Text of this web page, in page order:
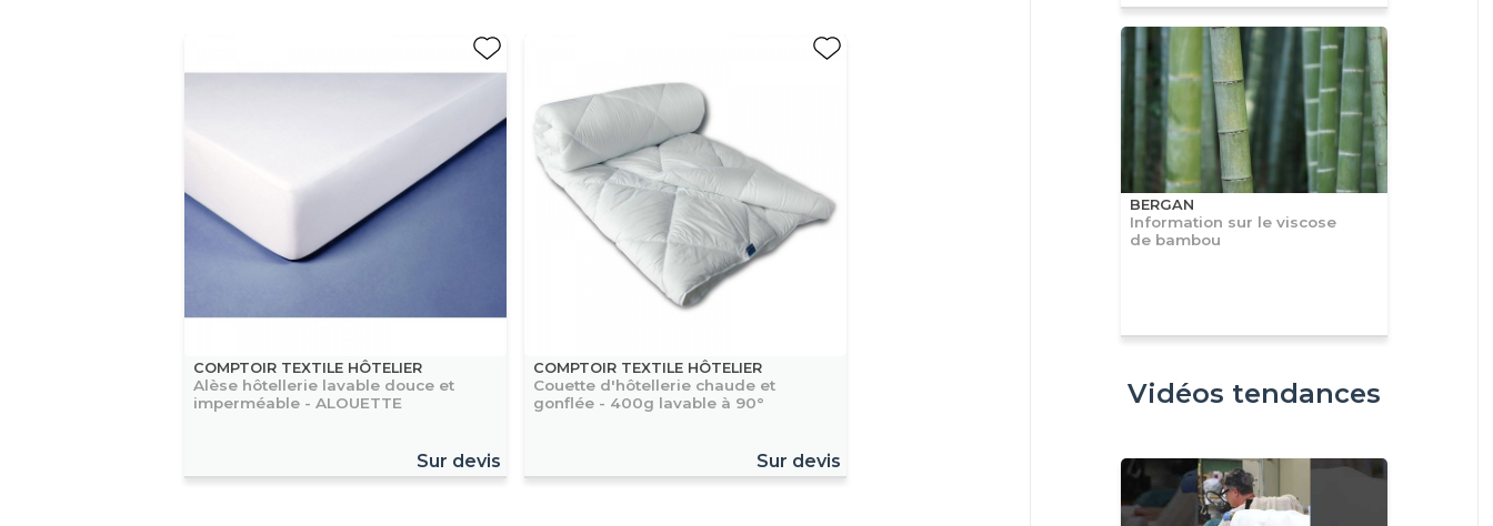
COMPTOIR TEXTILE HÔTELIER
Alèse hôtellerie lavable douce et
imperméable - ALOUETTE
Sur devis
COMPTOIR TEXTILE HÔTELIER
Couette d'hôtellerie chaude et
gonflée - 400g lavable à 90°
Sur devis
BERGAN
Information sur le viscose
de bambou
Vidéos tendances